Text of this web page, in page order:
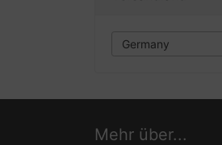
Mehr über...